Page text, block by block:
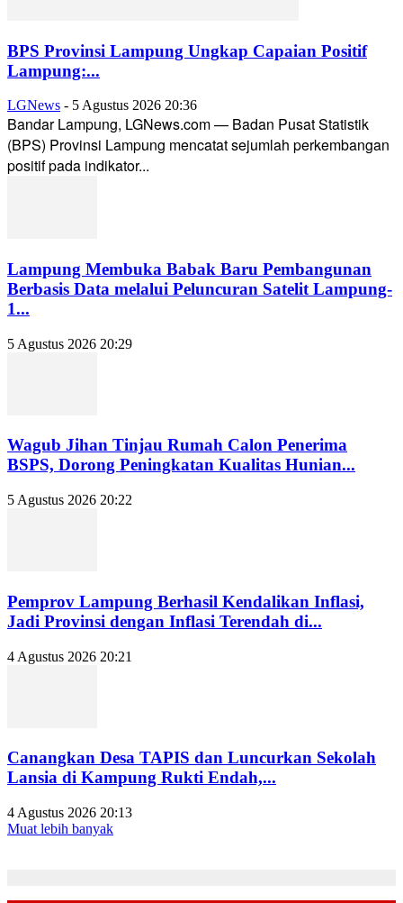
BPS Provinsi Lampung Ungkap Capaian Positif
Lampung:...
LGNews - 5 Agustus 2026 20:36
Bandar Lampung, LGNews.com — Badan Pusat Statistik
(BPS) Provinsi Lampung mencatat sejumlah perkembangan
positif pada indikator...
Lampung Membuka Babak Baru Pembangunan
Berbasis Data melalui Peluncuran Satelit Lampung-
1...
5 Agustus 2026 20:29
Wagub Jihan Tinjau Rumah Calon Penerima
BSPS, Dorong Peningkatan Kualitas Hunian...
5 Agustus 2026 20:22
Pemprov Lampung Berhasil Kendalikan Inflasi,
Jadi Provinsi dengan Inflasi Terendah di...
4 Agustus 2026 20:21
Canangkan Desa TAPIS dan Luncurkan Sekolah
Lansia di Kampung Rukti Endah,...
4 Agustus 2026 20:13
Muat lebih banyak